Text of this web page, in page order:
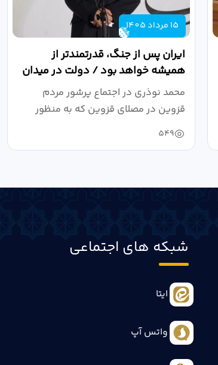
15 مرداد 1405
ایران پس از جنگ، قدرتمندتر از
همیشه خواهد بود / دولت در میدان
نبرد اقتصادی،...
محمد نوذری در اجتماع پرشور مردم
قزوین در مصلای قزوین که به منظور
خون‌خواهی...
549
شبکه های اجتماعی
ایتا
واتس آپ